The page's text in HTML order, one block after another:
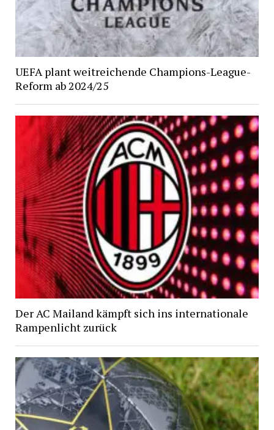
UEFA plant weitreichende Champions-League-
Reform ab 2024/25
Der AC Mailand kämpft sich ins internationale
Rampenlicht zurück